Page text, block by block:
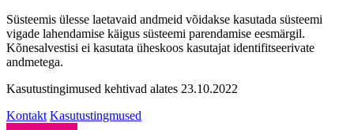
Süsteemis ülesse laetavaid andmeid võidakse kasutada süsteemi
vigade lahendamise käigus süsteemi parendamise eesmärgil.
Kõnesalvestisi ei kasutata üheskoos kasutajat identifitseerivate
andmetega.
Kasutustingimused kehtivad alates 23.10.2022
Kontakt Kasutustingmused